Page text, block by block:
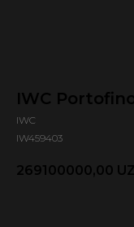
IWC
IWC
IW459403
269100000,00